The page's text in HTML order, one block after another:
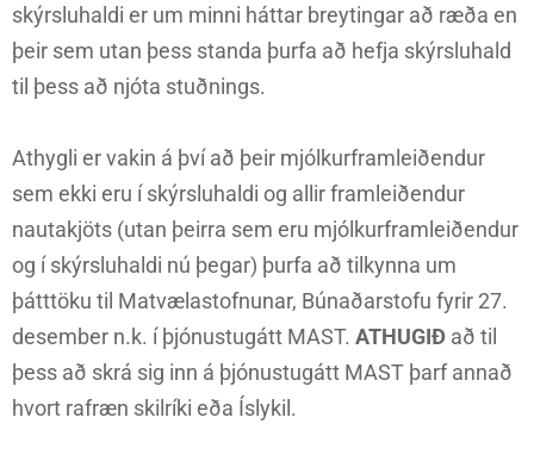
skýrsluhaldi er um minni háttar breytingar að ræða en
þeir sem utan þess standa þurfa að hefja skýrsluhald
til þess að njóta stuðnings.
Athygli er vakin á því að þeir mjólkurframleiðendur
sem ekki eru í skýrsluhaldi og allir framleiðendur
nautakjöts (utan þeirra sem eru mjólkurframleiðendur
og í skýrsluhaldi nú þegar) þurfa að tilkynna um
þátttöku til Matvælastofnunar, Búnaðarstofu fyrir 27.
desember n.k. í þjónustugátt MAST. ATHUGIÐ að til
þess að skrá sig inn á þjónustugátt MAST þarf annað
hvort rafræn skilríki eða Íslykil.